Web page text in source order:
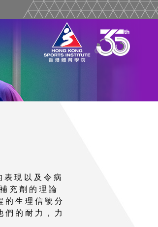
表 現 以 及 令 病
充 劑 的 理 論
的 生 理 信 號 分
們 的 耐 力 ， 力